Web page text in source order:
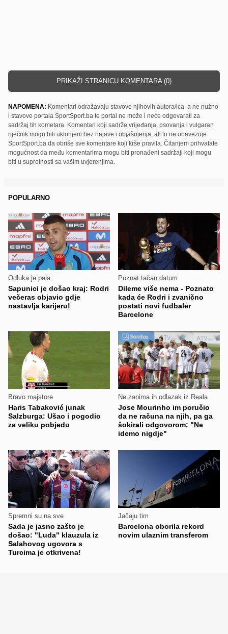
PRIKAŽI STRANICU KOMENTARA (0)
NAPOMENA: Komentari odražavaju stavove njihovih autora/ica, a ne nužno
i stavove portala SportSport.ba te portal ne može i neće odgovarati za
sadržaj tih kometara. Komentari koji sadrže vrijeđanja, psovanja i vulgaran
riječnik mogu biti uklonjeni bez najave i objašnjenja, ali to ne obavezuje
SportSport.ba da obriše sve komentare koji krše pravila. Čitanjem prihvatate
mogućnost da među komentarima mogu biti pronađeni sadržaji koji mogu
biti u suprotnosti sa vašim uvjerenjima.
POPULARNO
Odluka je pala
Sapunici je došao kraj: Rodri
večeras objavio gdje
nastavlja karijeru!
Poznat tačan datum
Dileme više nema - Poznato
kada će Rodri i zvanično
postati novi fudbaler
Barcelone
Bravo majstore
Haris Tabaković junak
Salzburga: Ušao i pogodio
za veliku pobjedu
Ne zanima ih odlazak iz Reala
Jose Mourinho im poručio
da ne računa na njih, pa ga
šokirali odgovorom: "Ne
idemo nigdje"
Spremni su na sve
Sada je jasno zašto je
došao: "Luda" klauzula iz
Salahovog ugovora s
Turcima je otkrivena!
Jačaju tim
Barcelona oborila rekord
novim ulaznim transferom